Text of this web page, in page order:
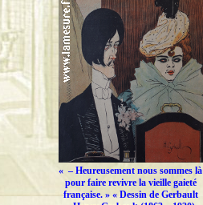
« – Heureusement nous sommes là
pour faire revivre la vieille gaieté
française.» « Dessin de Gerbault